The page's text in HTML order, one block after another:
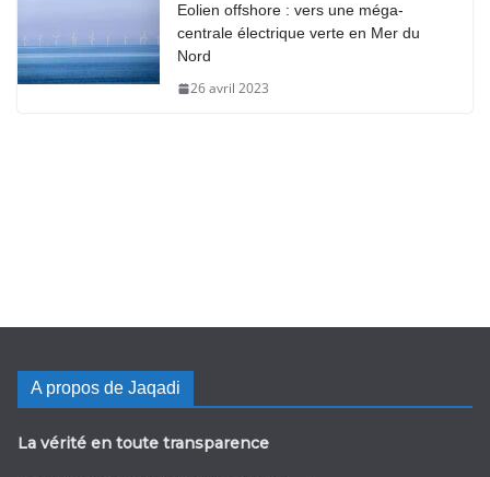
Eolien offshore : vers une méga-
centrale électrique verte en Mer du
Nord
26 avril 2023
A propos de Jaqadi
La vérité en toute transparence